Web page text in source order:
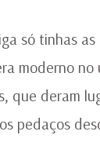
só tinhas as
moderno no
que deram
pedaços